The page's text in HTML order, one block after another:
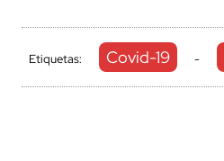
Etiquetas: Covid-19 -